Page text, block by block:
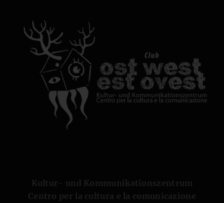
Kultur- und Kommunikationszentrum
Centro per la cultura e la comunicazione